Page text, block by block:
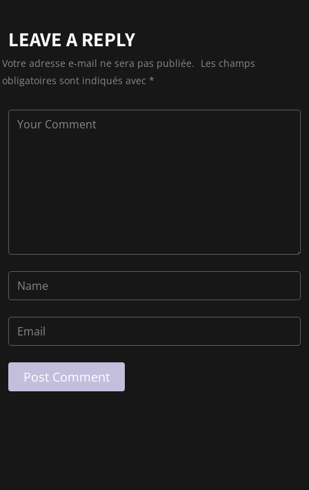
LEAVE A REPLY
Votre adresse e-mail ne sera pas publiée. Les champs
obligatoires sont indiqués avec *
Post Comment